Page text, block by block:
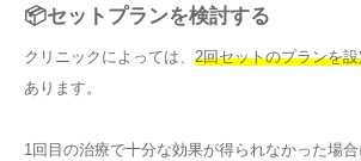
📦セットプランを検討する
クリニックによっては、 2回セットのプランを
あります。
1回目の治療で十分な効果が得られなかった場